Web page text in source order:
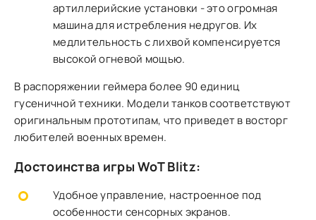
артиллерийские установки - это огромная
машина для истребления недругов. Их
медлительность с лихвой компенсируется
высокой огневой мощью.
В распоряжении геймера более 90 единиц
гусеничной техники. Модели танков соответствуют
оригинальным прототипам, что приведет в восторг
любителей военных времен.
Достоинства игры WoT Blitz:
Удобное управление, настроенное под
особенности сенсорных экранов.